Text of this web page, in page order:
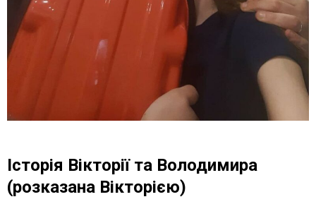
Історія Вікторії та Володимира
(розказана Вікторією)